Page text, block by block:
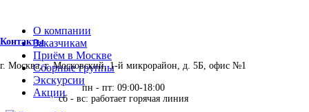
Контакты
г. Москва, г. Московский, 1-й микрорайон, д. 5Б, офис №1
пн - пт: 09:00-18:00
сб - вс: работает горячая линия
О компании
Заказчикам
Приём в Москве
Сборные группы
Экскурсии
Акции